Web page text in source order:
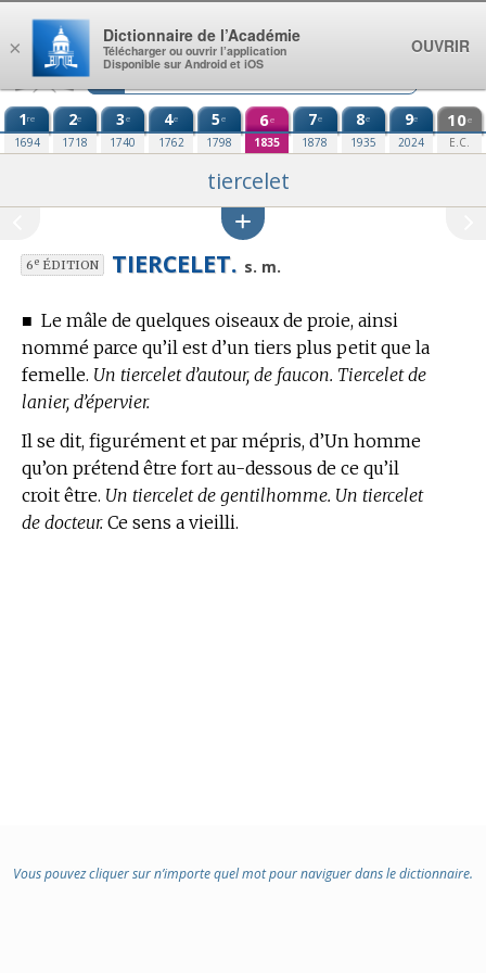
Aller au contenu
1re
1694
2e
1718
3e
1740
4e
1762
5e
1798
6e
1835
7e
1878
8e
1935
9e
2024
10e
E.C.
tiercelet
6eÉDITION TIERCELET. s. m.
■ Le mâle de quelques oiseaux de proie, ainsi
nommé parce qu’il est d’un tiers plus petit que la
femelle. Un tiercelet d’autour, de faucon. Tiercelet de
lanier, d’épervier.
Il se dit, figurément et par mépris, d’Un homme
qu’on prétend être fort au-dessous de ce qu’il
croit être. Un tiercelet de gentilhomme. Un tiercelet
de docteur. Ce sens a vieilli.
Vous pouvez cliquer sur n’importe quel mot pour naviguer dans le dictionnaire.
×
Dictionnaire de l’Académie
Télécharger ou ouvrir l’application
Disponible sur Android et iOS
OUVRIR